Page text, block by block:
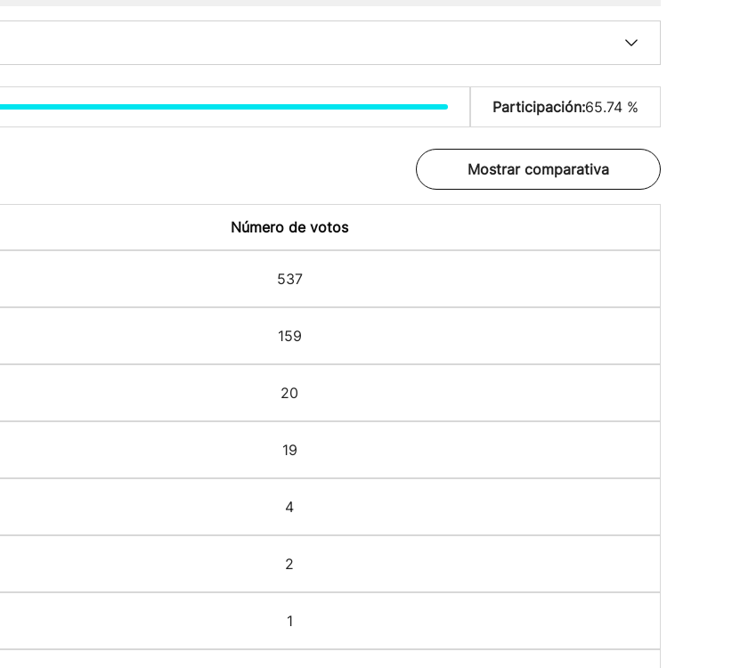
Participación:65.74 %
Mostrar comparativa
Número de votos
537
159
20
19
4
2
1